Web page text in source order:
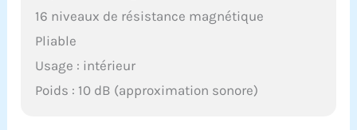
16 niveaux de résistance magnétique
Pliable
Usage : intérieur
Poids : 10 dB (approximation sonore)